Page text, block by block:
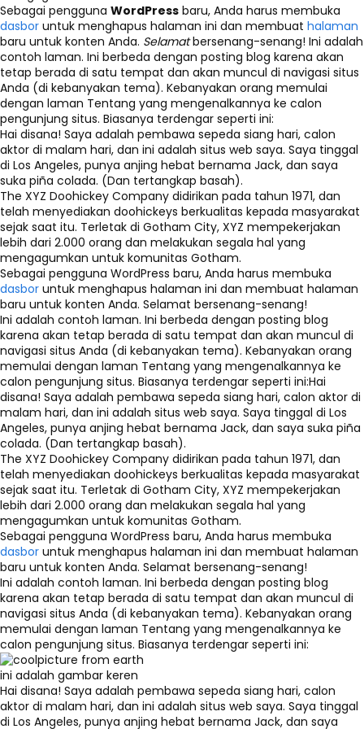
Sebagai pengguna WordPress baru, Anda harus membuka
dasbor untuk menghapus halaman ini dan membuat halaman
baru untuk konten Anda. Selamatbersenang-senang! Ini adalah
contoh laman. Ini berbeda dengan posting blog karena akan
tetap berada di satu tempat dan akan muncul di navigasi situs
Anda (di kebanyakan tema). Kebanyakan orang memulai
dengan laman Tentang yang mengenalkannya ke calon
pengunjung situs. Biasanya terdengar seperti ini:
Hai disana! Saya adalah pembawa sepeda siang hari, calon
aktor di malam hari, dan ini adalah situs web saya. Saya tinggal
di Los Angeles, punya anjing hebat bernama Jack, dan saya
suka piña colada. (Dan tertangkap basah).
The XYZ Doohickey Company didirikan pada tahun 1971, dan
telah menyediakan doohickeys berkualitas kepada masyarakat
sejak saat itu. Terletak di Gotham City, XYZ mempekerjakan
lebih dari 2.000 orang dan melakukan segala hal yang
mengagumkan untuk komunitas Gotham.
Sebagai pengguna WordPress baru, Anda harus membuka
dasbor untuk menghapus halaman ini dan membuat halaman
baru untuk konten Anda. Selamat bersenang-senang!
Ini adalah contoh laman. Ini berbeda dengan posting blog
karena akan tetap berada di satu tempat dan akan muncul di
navigasi situs Anda (di kebanyakan tema). Kebanyakan orang
memulai dengan laman Tentang yang mengenalkannya ke
calon pengunjung situs. Biasanya terdengar seperti ini:Hai
disana! Saya adalah pembawa sepeda siang hari, calon aktor di
malam hari, dan ini adalah situs web saya. Saya tinggal di Los
Angeles, punya anjing hebat bernama Jack, dan saya suka piña
colada. (Dan tertangkap basah).
The XYZ Doohickey Company didirikan pada tahun 1971, dan
telah menyediakan doohickeys berkualitas kepada masyarakat
sejak saat itu. Terletak di Gotham City, XYZ mempekerjakan
lebih dari 2.000 orang dan melakukan segala hal yang
mengagumkan untuk komunitas Gotham.
Sebagai pengguna WordPress baru, Anda harus membuka
dasbor untuk menghapus halaman ini dan membuat halaman
baru untuk konten Anda. Selamat bersenang-senang!
Ini adalah contoh laman. Ini berbeda dengan posting blog
karena akan tetap berada di satu tempat dan akan muncul di
navigasi situs Anda (di kebanyakan tema). Kebanyakan orang
memulai dengan laman Tentang yang mengenalkannya ke
calon pengunjung situs. Biasanya terdengar seperti ini:
ini adalah gambar keren
Hai disana! Saya adalah pembawa sepeda siang hari, calon
aktor di malam hari, dan ini adalah situs web saya. Saya tinggal
di Los Angeles, punya anjing hebat bernama Jack, dan saya